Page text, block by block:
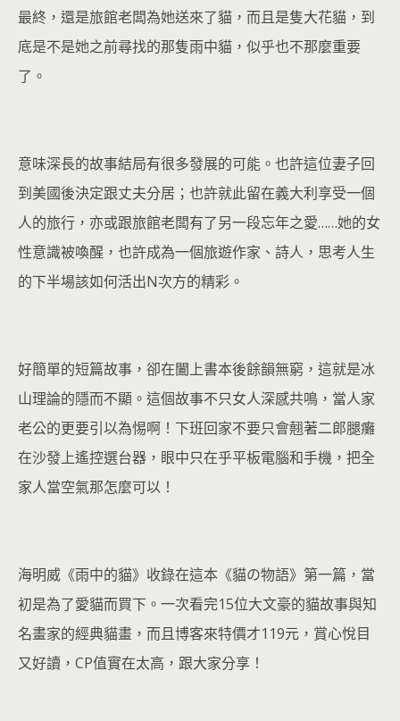
最終，還是旅館老闆為她送來了貓，而且是隻大花貓，到
底是不是她之前尋找的那隻雨中貓，似乎也不那麼重要
了。
意味深長的故事結局有很多發展的可能。也許這位妻子回
到美國後決定跟丈夫分居；也許就此留在義大利享受一個
人的旅行，亦或跟旅館老闆有了另一段忘年之愛……她的女
性意識被喚醒，也許成為一個旅遊作家、詩人，思考人生
的下半場該如何活出N次方的精彩。
好簡單的短篇故事，卻在闔上書本後餘韻無窮，這就是冰
山理論的隱而不顯。這個故事不只女人深感共鳴，當人家
老公的更要引以為惕啊！下班回家不要只會翹著二郎腿癱
在沙發上遙控選台器，眼中只在乎平板電腦和手機，把全
家人當空氣那怎麼可以！
海明威《雨中的貓》收錄在這本《貓の物語》第一篇，當
初是為了愛貓而買下。一次看完15位大文豪的貓故事與知
名畫家的經典貓畫，而且博客來特價才119元，賞心悅目
又好讀，CP值實在太高，跟大家分享！